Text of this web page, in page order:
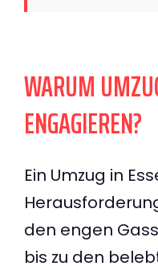
WARUM
ENGAGIEREN?
Ein Umzug in
den engen
bis zu den